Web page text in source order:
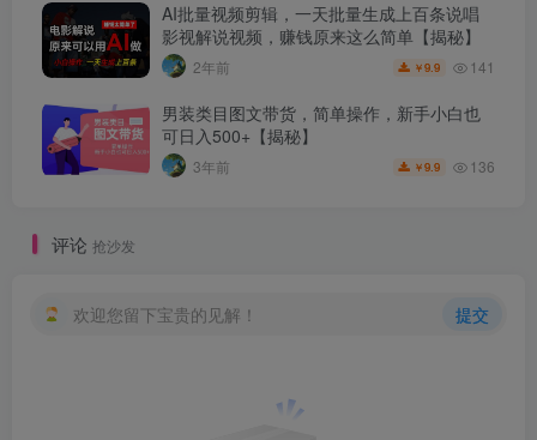
AI批量视频剪辑，一天批量生成上百条说唱
影视解说视频，赚钱原来这么简单【揭秘】
2年前 ￥9.9 141
男装类目图文带货，简单操作，新手小白也
可日入500+【揭秘】
3年前 ￥9.9 136
评论 抢沙发
欢迎您留下宝贵的见解！ 提交